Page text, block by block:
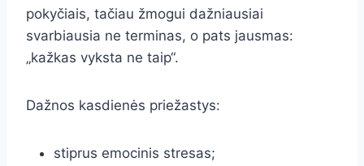
pokyčiais, tačiau žmogui dažniausiai
svarbiausia ne terminas, o pats jausmas:
„kažkas vyksta ne taip“.
Dažnos kasdienės priežastys:
stiprus emocinis stresas;